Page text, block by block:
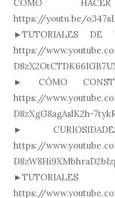
COMO
https://youtu.be/
►TUTORIALES DE
https://
► CÓMO
https://
D8zXgG8agAslK2h-
►
https://
https://